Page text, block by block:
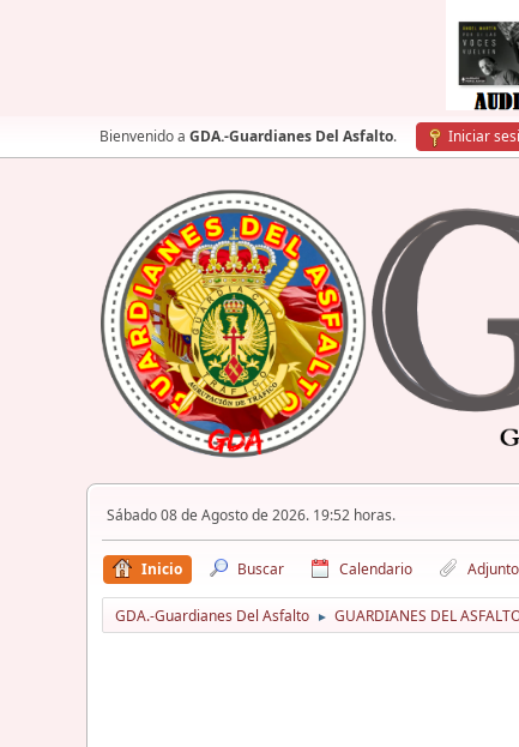
Bienvenido a GDA.-Guardianes Del Asfalto. Iniciar
Sábado 08 de Agosto de 2026. 19:52 horas.
Inicio Buscar Calendario
GDA.-Guardianes Del Asfalto ► GUARDIANES DEL